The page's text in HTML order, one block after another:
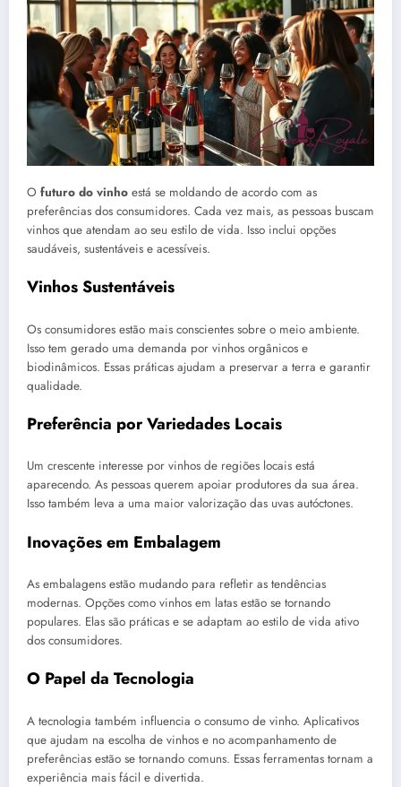
O futuro do vinho está se moldando de acordo com as
preferências dos consumidores. Cada vez mais, as pessoas buscam
vinhos que atendam ao seu estilo de vida. Isso inclui opções
saudáveis, sustentáveis e acessíveis.
Vinhos Sustentáveis
Os consumidores estão mais conscientes sobre o meio ambiente.
Isso tem gerado uma demanda por vinhos orgânicos e
biodinâmicos. Essas práticas ajudam a preservar a terra e garantir
qualidade.
Preferência por Variedades Locais
Um crescente interesse por vinhos de regiões locais está
aparecendo. As pessoas querem apoiar produtores da sua área.
Isso também leva a uma maior valorização das uvas autóctones.
Inovações em Embalagem
As embalagens estão mudando para refletir as tendências
modernas. Opções como vinhos em latas estão se tornando
populares. Elas são práticas e se adaptam ao estilo de vida ativo
dos consumidores.
O Papel da Tecnologia
A tecnologia também influencia o consumo de vinho. Aplicativos
que ajudam na escolha de vinhos e no acompanhamento de
preferências estão se tornando comuns. Essas ferramentas tornam a
experiência mais fácil e divertida.